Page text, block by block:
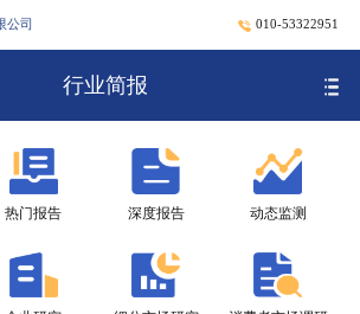
公司 010-53322951
行业简报
热门报告 深度报告 动态监测